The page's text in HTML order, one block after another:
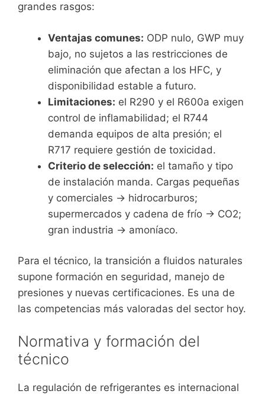
grandes rasgos:
Ventajas comunes: ODP nulo, GWP muy
bajo, no sujetos a las restricciones de
eliminación que afectan a los HFC, y
disponibilidad estable a futuro.
Limitaciones: el R290 y el R600a exigen
control de inflamabilidad; el R744
demanda equipos de alta presión; el
R717 requiere gestión de toxicidad.
Criterio de selección: el tamaño y tipo
de instalación manda. Cargas pequeñas
y comerciales → hidrocarburos;
supermercados y cadena de frío → CO2;
gran industria → amoníaco.
Para el técnico, la transición a fluidos naturales
supone formación en seguridad, manejo de
presiones y nuevas certificaciones. Es una de
las competencias más valoradas del sector hoy.
Normativa y formación del
técnico
La regulación de refrigerantes es internacional